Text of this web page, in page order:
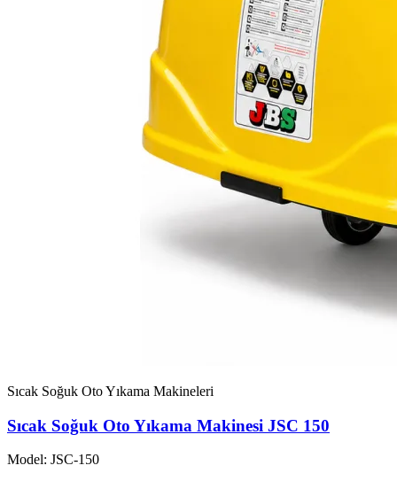
Sıcak Soğuk Oto Yıkama Makineleri
Sıcak Soğuk Oto Yıkama Makinesi JSC 150
Model: JSC-150